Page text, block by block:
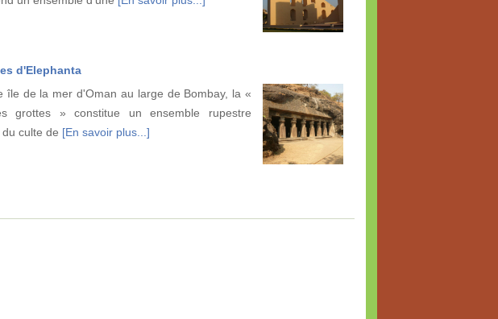
d'Elephanta
île de la mer d'Oman au large de Bombay, la «
grottes » constitue un ensemble rupestre
culte de [En savoir plus...]